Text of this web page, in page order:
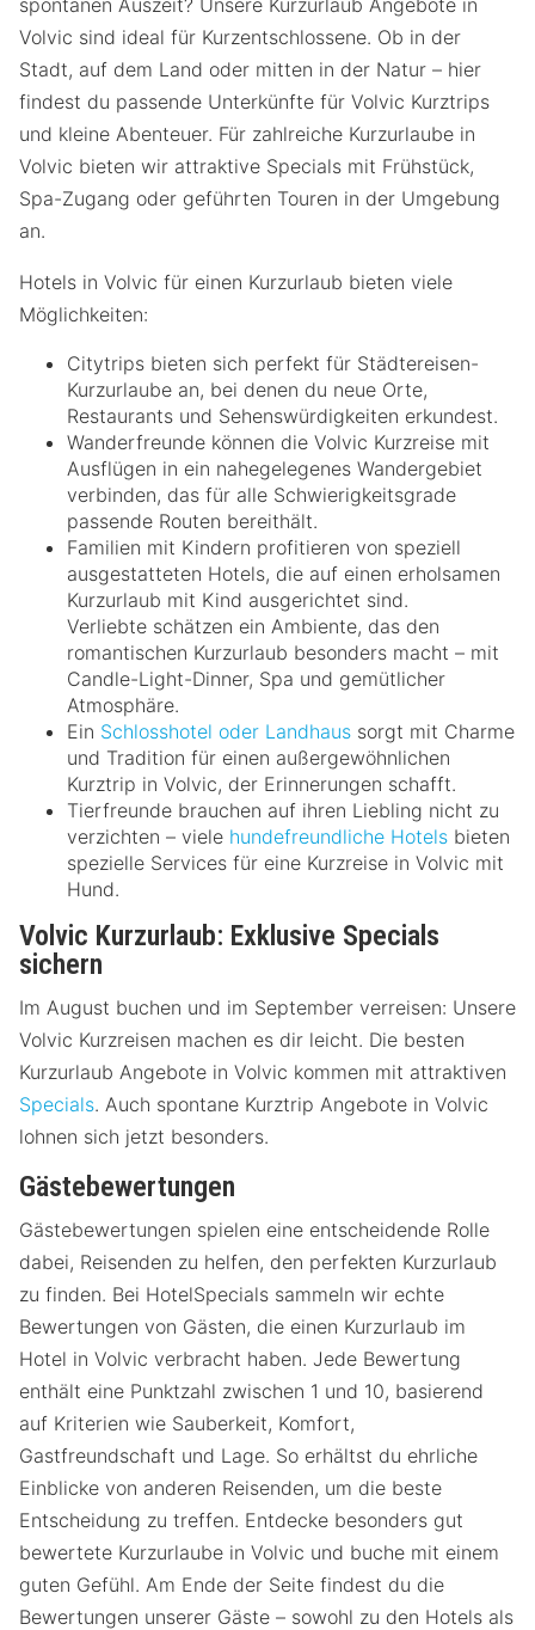
Volvic sind ideal für Kurzentschlossene. Ob in der
Stadt, auf dem Land oder mitten in der Natur – hier
findest du passende Unterkünfte für Volvic Kurztrips
und kleine Abenteuer. Für zahlreiche Kurzurlaube in
Volvic bieten wir attraktive Specials mit Frühstück,
Spa-Zugang oder geführten Touren in der Umgebung
an.
Hotels in Volvic für einen Kurzurlaub bieten viele
Möglichkeiten:
Citytrips bieten sich perfekt für Städtereisen-
Kurzurlaube an, bei denen du neue Orte,
Restaurants und Sehenswürdigkeiten erkundest.
Wanderfreunde können die Volvic Kurzreise mit
Ausflügen in ein nahegelegenes Wandergebiet
verbinden, das für alle Schwierigkeitsgrade
passende Routen bereithält.
Familien mit Kindern profitieren von speziell
ausgestatteten Hotels, die auf einen erholsamen
Kurzurlaub mit Kind ausgerichtet sind.
Verliebte schätzen ein Ambiente, das den
romantischen Kurzurlaub besonders macht – mit
Candle-Light-Dinner, Spa und gemütlicher
Atmosphäre.
Ein Schlosshotel oder Landhaus sorgt mit Charme
und Tradition für einen außergewöhnlichen
Kurztrip in Volvic, der Erinnerungen schafft.
Tierfreunde brauchen auf ihren Liebling nicht zu
verzichten – viele hundefreundliche Hotels bieten
spezielle Services für eine Kurzreise in Volvic mit
Hund.
Volvic Kurzurlaub: Exklusive Specials
sichern
Im August buchen und im September verreisen: Unsere
Volvic Kurzreisen machen es dir leicht. Die besten
Kurzurlaub Angebote in Volvic kommen mit attraktiven
Specials. Auch spontane Kurztrip Angebote in Volvic
lohnen sich jetzt besonders.
Gästebewertungen
Gästebewertungen spielen eine entscheidende Rolle
dabei, Reisenden zu helfen, den perfekten Kurzurlaub
zu finden. Bei HotelSpecials sammeln wir echte
Bewertungen von Gästen, die einen Kurzurlaub im
Hotel in Volvic verbracht haben. Jede Bewertung
enthält eine Punktzahl zwischen 1 und 10, basierend
auf Kriterien wie Sauberkeit, Komfort,
Gastfreundschaft und Lage. So erhältst du ehrliche
Einblicke von anderen Reisenden, um die beste
Entscheidung zu treffen. Entdecke besonders gut
bewertete Kurzurlaube in Volvic und buche mit einem
guten Gefühl. Am Ende der Seite findest du die
Bewertungen unserer Gäste – sowohl zu den Hotels als